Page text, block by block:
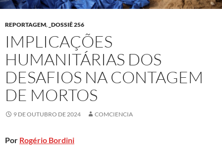
REPORTAGEM, _DOSSIÊ 256
IMPLICAÇÕES
HUMANITÁRIAS DOS
DESAFIOS NA CONTAGEM
DE MORTOS
9 DE OUTUBRO DE 2024 COMCIENCIA
Por Rogério Bordini